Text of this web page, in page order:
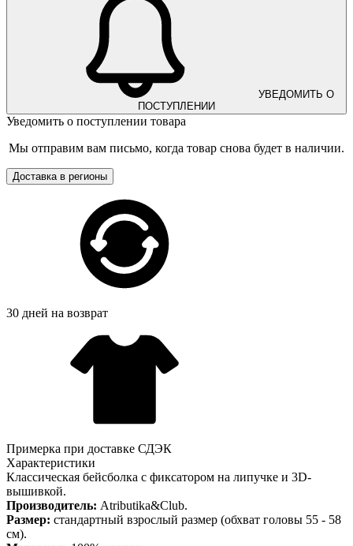
УВЕДОМИТЬ О
ПОСТУПЛЕНИИ
Уведомить о поступлении товара
Мы отправим вам письмо, когда товар снова будет в наличии.
Доставка в регионы
30 дней на возврат
Примерка при доставке СДЭК
Характеристики
Классическая бейсболка с фиксатором на липучке и 3D-
вышивкой.
Производитель: Atributika&Club.
Размер: стандартный взрослый размер (обхват головы 55 - 58
см).